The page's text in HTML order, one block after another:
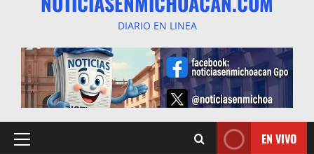
DIARIO EN LINEA
Menú
EN VIVO